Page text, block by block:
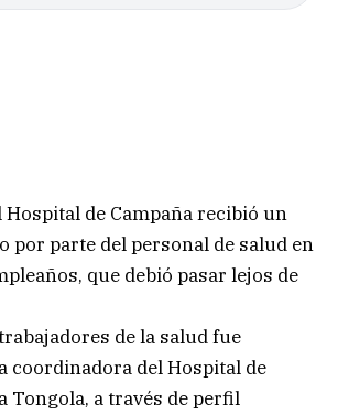
Hospital de Campaña recibió un
por parte del personal de salud en
que debió pasar lejos de
de la salud fue
coordinadora del Hospital de
Tongola, a través de perfil